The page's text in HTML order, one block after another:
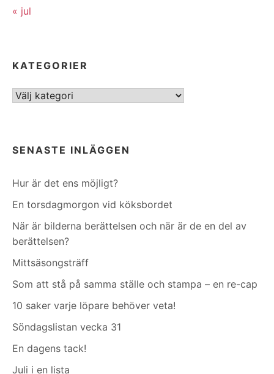
« jul
KATEGORIER
Kategorier
SENASTE INLÄGGEN
Hur är det ens möjligt?
En torsdagmorgon vid köksbordet
När är bilderna berättelsen och när är de en del av
berättelsen?
Mittsäsongsträff
Som att stå på samma ställe och stampa – en re-cap
10 saker varje löpare behöver veta!
Söndagslistan vecka 31
En dagens tack!
Juli i en lista